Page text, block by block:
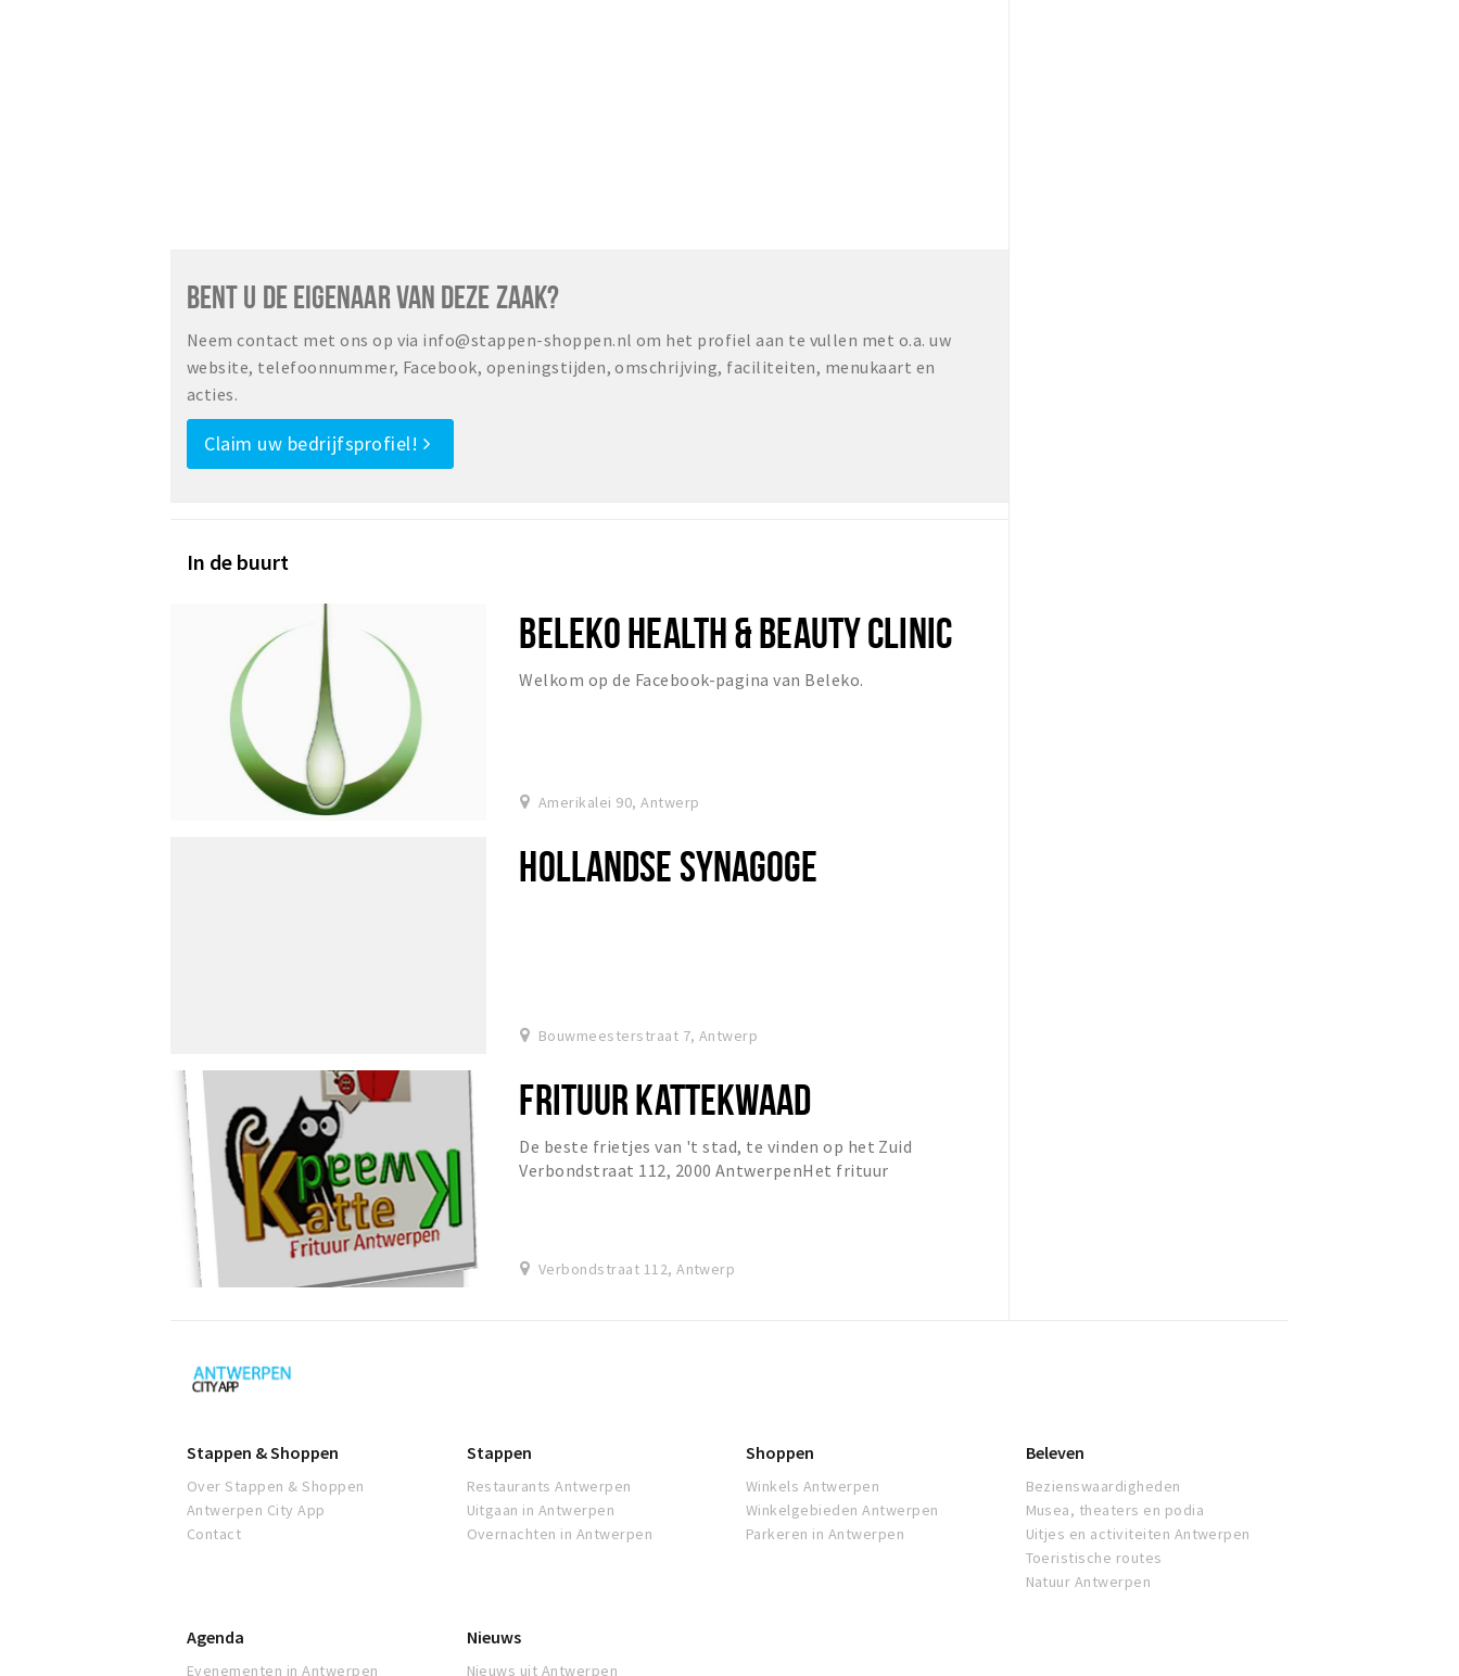
BENT U DE EIGENAAR VAN DEZE ZAAK?
Neem contact met ons op via info@stappen-shoppen.nl om het profiel aan te vullen met o.a. uw
website, telefoonnummer, Facebook, openingstijden, omschrijving, faciliteiten, menukaart en
acties.
Claim uw bedrijfsprofiel!
In de buurt
BELEKO HEALTH & BEAUTY CLINIC
Welkom op de Facebook-pagina van Beleko.
Amerikalei 90, Antwerp
HOLLANDSE SYNAGOGE
Bouwmeesterstraat 7, Antwerp
FRITUUR KATTEKWAAD
De beste frietjes van 't stad, te vinden op het Zuid
Verbondstraat 112, 2000 AntwerpenHet frituur
Verbondstraat 112, Antwerp
Antwerpen
Stappen & Shoppen
Over Stappen & Shoppen
Antwerpen City App
Contact
Stappen
Restaurants Antwerpen
Uitgaan in Antwerpen
Overnachten in Antwerpen
Shoppen
Winkels Antwerpen
Winkelgebieden Antwerpen
Parkeren in Antwerpen
Beleven
Bezienswaardigheden
Musea, theaters en podia
Uitjes en activiteiten Antwerpen
Toeristische routes
Natuur Antwerpen
Agenda
Evenementen in Antwerpen
Nieuws
Nieuws uit Antwerpen